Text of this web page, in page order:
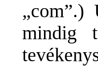
„com”.)
mindig